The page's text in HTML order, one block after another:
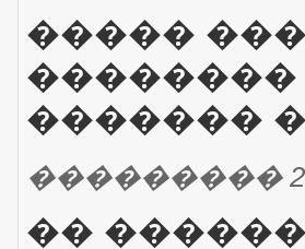
�����
��������
�������
���������
��